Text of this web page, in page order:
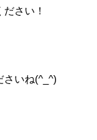
さい！
さいね(^_^)